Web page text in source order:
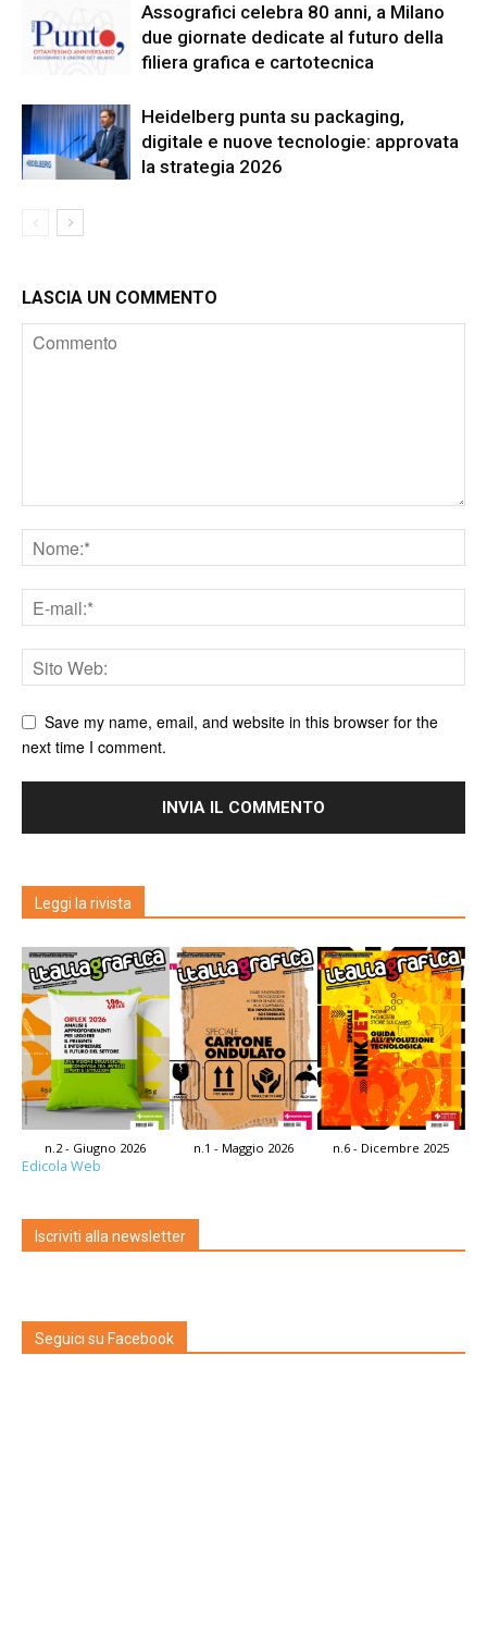
Assografici celebra 80 anni, a Milano
due giornate dedicate al futuro della
filiera grafica e cartotecnica
Heidelberg punta su packaging,
digitale e nuove tecnologie: approvata
la strategia 2026
LASCIA UN COMMENTO
Save my name, email, and website in this browser for the
next time I comment.
Leggi la rivista
n.2 - Giugno 2026 n.1 - Maggio 2026 n.6 - Dicembre 2025
Edicola Web
Iscriviti alla newsletter
Seguici su Facebook